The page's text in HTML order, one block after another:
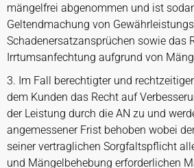
mängelfrei abgenommen und ist
Geltendmachung von
Schadenersatzansprüchen sowie das
Irrtumsanfechtung aufgrund von
3. Im Fall berechtigter und
dem Kunden das Recht auf
der Leistung durch die AN zu und
angemessener Frist behoben wobei
seiner vertraglichen Sorgfaltspflicht
und Mängelbehebung erforderlichen